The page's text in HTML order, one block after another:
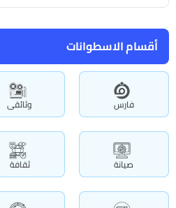
أقسام الاسطوانات
فارس وثائقى
صيانة ثقافة